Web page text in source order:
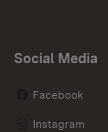
Social Media
Facebook
Instagram